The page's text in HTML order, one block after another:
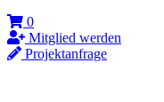
0
Mitglied werden
Projektanfrage